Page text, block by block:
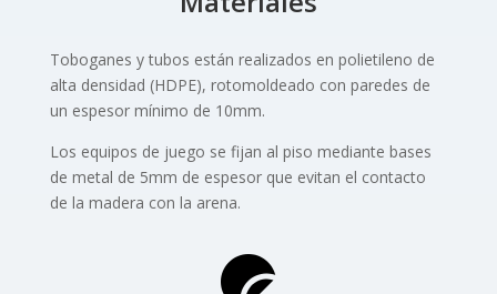
Toboganes y tubos están realizados en polietileno de
alta densidad (HDPE), rotomoldeado con paredes de
un espesor mínimo de 10mm.
Los equipos de juego se fijan al piso mediante bases
de metal de 5mm de espesor que evitan el contacto
de la madera con la arena.